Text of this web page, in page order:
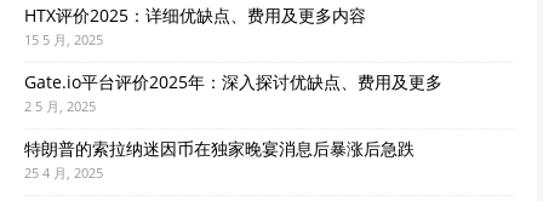
HTX评价2025：详细优缺点、费用及更多内容
15 5 月, 2025
Gate.io平台评价2025年：深入探讨优缺点、费用及更多
2 5 月, 2025
特朗普的索拉纳迷因币在独家晚宴消息后暴涨后急跌
25 4 月, 2025